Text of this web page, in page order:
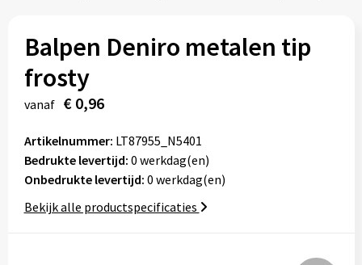
Handdoeken & Dekens
Kinderkleding
Tassen
Relatiegeschenken
Stickers
Balpen Deniro metalen tip
frosty
vanaf € 0,96
Artikelnummer: LT87955_N5401
Bedrukte levertijd: 0 werkdag(en)
Onbedrukte levertijd: 0 werkdag(en)
Bekijk alle productspecificaties